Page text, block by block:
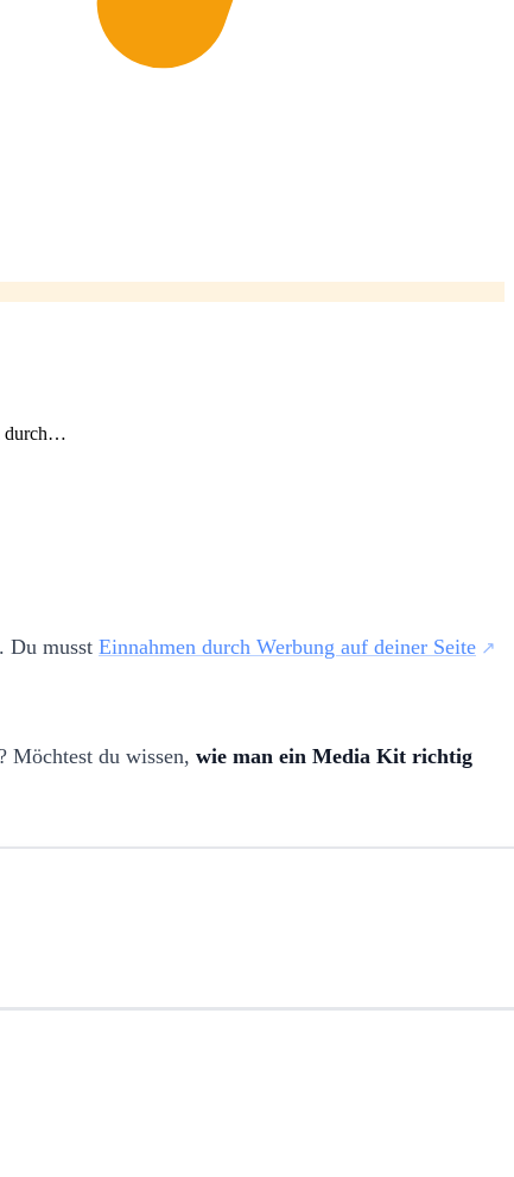
durch…
Du musst Einnahmen durch Werbung auf deiner Seite
Möchtest du wissen, wie man ein Media Kit richtig